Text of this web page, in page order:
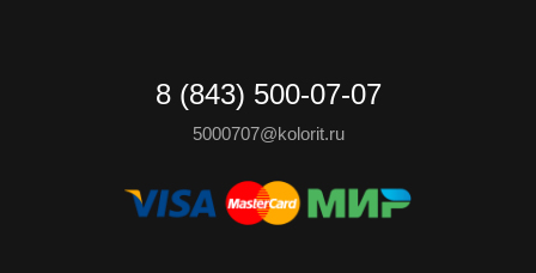
8 (843) 500-07-07
5000707@kolorit.ru